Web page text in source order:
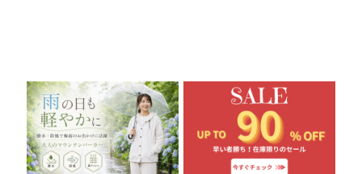
で
し
た
。
0
す
。
0
0
で
し
た
。
9
す
。
0
0
で
し
。
9